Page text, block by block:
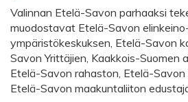
Valinnan Etelä-Savon parhaaksi
muodostavat Etelä-Savon
ympäristökeskuksen, Etelä-Savon
Savon Yrittäjien, Kaakkois-Suomen
Etelä-Savon rahaston, Etelä-
Etelä-Savon maakuntaliiton